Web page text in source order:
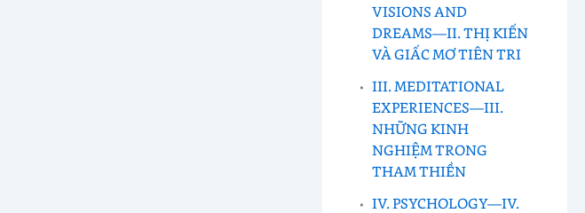
VISIONS AND
DREAMS—II. THỊ KIẾN
VÀ GIẤC MƠ TIÊN TRI
III. MEDITATIONAL
EXPERIENCES—III.
NHỮNG KINH
NGHIỆM TRONG
THAM THIỀN
IV. PSYCHOLOGY—IV.